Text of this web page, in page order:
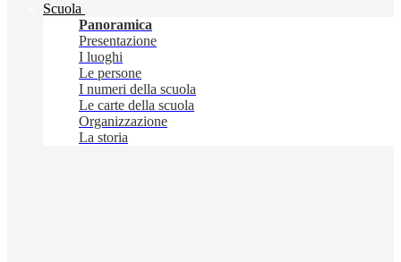
Scuola
Panoramica
Presentazione
I luoghi
Le persone
I numeri della scuola
Le carte della scuola
Organizzazione
La storia